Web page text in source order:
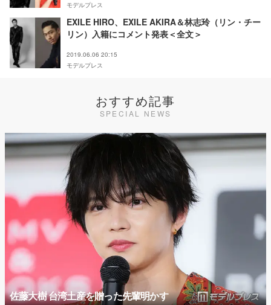
モデルプレス
EXILE HIRO、EXILE AKIRA＆林志玲（リン・チー
リン）入籍にコメント発表＜全文＞
2019.06.06 20:15
モデルプレス
おすすめ記事
SPECIAL NEWS
佐藤大樹 台湾土産を贈った先輩明かす